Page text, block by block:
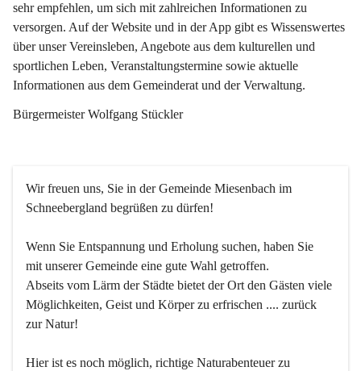
sehr empfehlen, um sich mit zahlreichen Informationen zu
versorgen. Auf der Website und in der App gibt es Wissenswertes
über unser Vereinsleben, Angebote aus dem kulturellen und
sportlichen Leben, Veranstaltungstermine sowie aktuelle
Informationen aus dem Gemeinderat und der Verwaltung.
Bürgermeister Wolfgang Stückler
Wir freuen uns, Sie in der Gemeinde Miesenbach im
Schneebergland begrüßen zu dürfen!
Wenn Sie Entspannung und Erholung suchen, haben Sie
mit unserer Gemeinde eine gute Wahl getroffen.
Abseits vom Lärm der Städte bietet der Ort den Gästen viele
Möglichkeiten, Geist und Körper zu erfrischen .... zurück
zur Natur!
Hier ist es noch möglich, richtige Naturabenteuer zu